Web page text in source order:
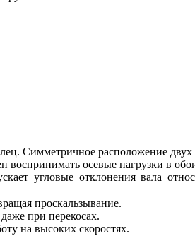
Симметричное расположение
осевые нагрузки в
угловые отклонения вала
проскальзывание.
при перекосах.
на высоких скоростях.